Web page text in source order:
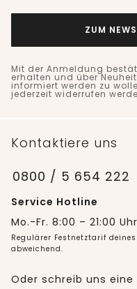
ZUM
Mit der Anmeldung
erhalten und über
informiert werden zu
jederzeit widerrufen
Kontaktiere uns
0800 / 5 654 222
Service Hotline
Mo.-Fr. 8:00 – 21:00
Regulärer Festnetztarif
abweichend.
Oder schreib uns eine